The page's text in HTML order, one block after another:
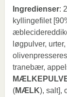
Ingredienser:
kyllingefilet
løgpulver,
tranebær,
(MÆLK), salt],